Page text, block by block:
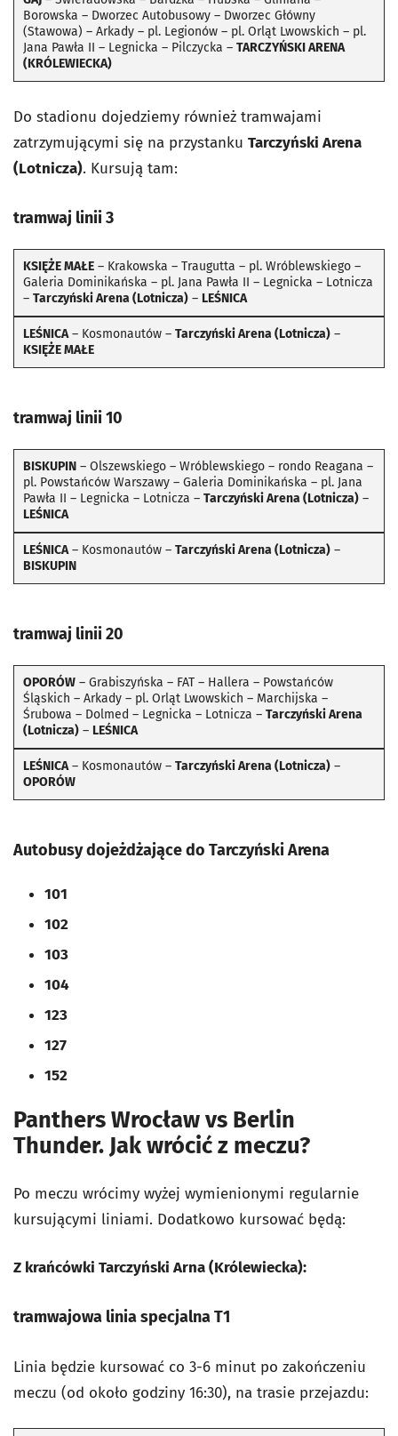
Borowska – Dworzec Autobusowy – Dworzec Główny
(Stawowa) – Arkady – pl. Legionów – pl. Orląt Lwowskich – pl.
Jana Pawła II – Legnicka – Pilczycka – TARCZYŃSKI ARENA
(KRÓLEWIECKA)
Do stadionu dojedziemy również tramwajami
zatrzymującymi się na przystanku Tarczyński Arena
(Lotnicza). Kursują tam:
tramwaj linii 3
KSIĘŻE MAŁE – Krakowska – Traugutta – pl. Wróblewskiego –
Galeria Dominikańska – pl. Jana Pawła II – Legnicka – Lotnicza
– Tarczyński Arena (Lotnicza) – LEŚNICA
LEŚNICA– Kosmonautów – Tarczyński Arena (Lotnicza) –
KSIĘŻE MAŁE
tramwaj linii 10
BISKUPIN – Olszewskiego – Wróblewskiego – rondo Reagana –
pl. Powstańców Warszawy – Galeria Dominikańska – pl. Jana
Pawła II – Legnicka – Lotnicza – Tarczyński Arena (Lotnicza) –
LEŚNICA
LEŚNICA– Kosmonautów – Tarczyński Arena (Lotnicza) –
BISKUPIN
tramwaj linii 20
OPORÓW – Grabiszyńska – FAT – Hallera – Powstańców
Śląskich – Arkady – pl. Orląt Lwowskich – Marchijska –
Śrubowa – Dolmed – Legnicka – Lotnicza – Tarczyński Arena
(Lotnicza) – LEŚNICA
LEŚNICA– Kosmonautów – Tarczyński Arena (Lotnicza) –
OPORÓW
Autobusy dojeżdżające do Tarczyński Arena
101
102
103
104
123
127
152
Panthers Wrocław vs Berlin
Thunder. Jak wrócić z meczu?
Po meczu wrócimy wyżej wymienionymi regularnie
kursującymi liniami. Dodatkowo kursować będą:
Z krańcówki Tarczyński Arna (Królewiecka):
tramwajowa linia specjalna T1
Linia będzie kursować co 3-6 minut po zakończeniu
meczu (od około godziny 16:30), na trasie przejazdu: